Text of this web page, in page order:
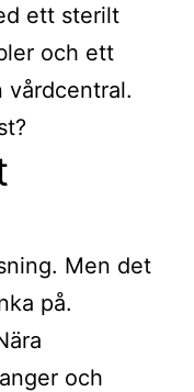
ett sterilt
och ett
vårdcentral.
Men det
på.
och